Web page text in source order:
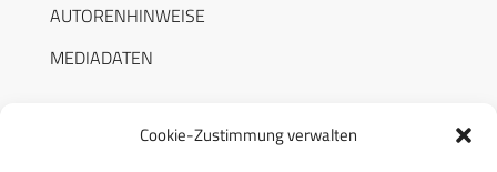
Cookie-Zustimmung verwalten
AUTORENHINWEISE
MEDIADATEN